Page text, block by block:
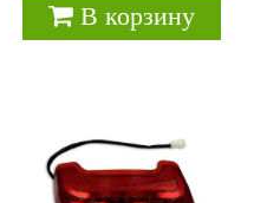
В корзину